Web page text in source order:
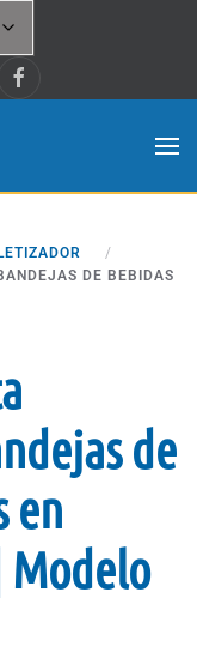
DE BEBIDAS
de
en